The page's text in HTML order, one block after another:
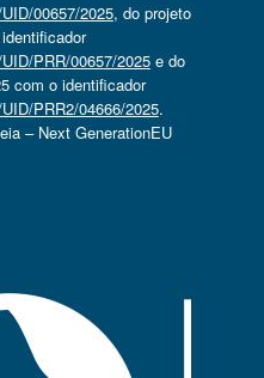
00657/2025, do projeto
PRR/00657/2025e do
com o identificador
PRR2/04666/2025.
– Next GenerationEU